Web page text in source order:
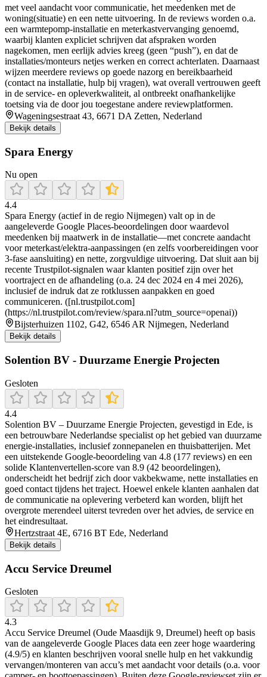
met veel aandacht voor communicatie, het meedenken met de
woning(situatie) en een nette uitvoering. In de reviews worden o.a.
een warmtepomp-installatie en meterkastvervanging genoemd,
waarbij klanten expliciet schrijven dat afspraken worden
nagekomen, men eerlijk advies kreeg (geen “push”), en dat de
installaties/monteurs netjes werken en correct achterlaten. Daarnaast
wijzen meerdere reviews op goede nazorg en bereikbaarheid
(contact na installatie, hulp bij vragen), wat overall vertrouwen geeft
in de service- en opleverkwaliteit, al ontbreekt onafhankelijke
toetsing via de door jou toegestane andere reviewplatformen.
Wageningsestraat 43, 6671 DA Zetten, Nederland
Bekijk details
Spara Energy
Nu open
4.4
Spara Energy (actief in de regio Nijmegen) valt op in de
aangeleverde Google Places-beoordelingen door waardevol
meedenken bij maatwerk in de installatie—met concrete aandacht
voor meterkast/elektra-aanpassingen (en zelfs voorbereidingen voor
3-fase aansluiting) en nette, zorgvuldige uitvoering. Dat sluit aan bij
recente Trustpilot-signalen waar klanten positief zijn over het
voortraject en de afhandeling (o.a. 24 dec 2024 en 4 mei 2026),
inclusief de indruk dat ze rotklussen aanpakken en goed
communiceren. ([nl.trustpilot.com]
(https://nl.trustpilot.com/review/spara.nl?utm_source=openai))
Bijsterhuizen 1102, G42, 6546 AR Nijmegen, Nederland
Bekijk details
Solention BV - Duurzame Energie Projecten
Gesloten
4.4
Solention BV – Duurzame Energie Projecten, gevestigd in Ede, is
een betrouwbare Nederlandse specialist op het gebied van duurzame
energie-installaties, inclusief zonnepanelen en thuisbatterijen. Met
een uitstekende Google-beoordeling van 4.8 (177 reviews) en een
solide Klantenvertellen-score van 8.9 (42 beoordelingen),
onderscheidt het bedrijf zich door vakbekwame, nette installaties en
goed contact tijdens het traject. Hoewel enkele klanten aanhalen dat
de communicatie na oplevering verbeterd kan worden, blijft het
overgrote merendeel uiterst tevreden over het advies, de service en
het eindresultaat.
Hertzstraat 4E, 6716 BT Ede, Nederland
Bekijk details
Accu Service Dreumel
Gesloten
4.3
Accu Service Dreumel (Oude Maasdijk 9, Dreumel) heeft op basis
van de aangeleverde Google Places data een zeer hoge waardering
(4.9/5) en klanten beschrijven vooral snelle hulp en het vakkundig
vervangen/monteren van accu’s met aandacht voor details (o.a. voor